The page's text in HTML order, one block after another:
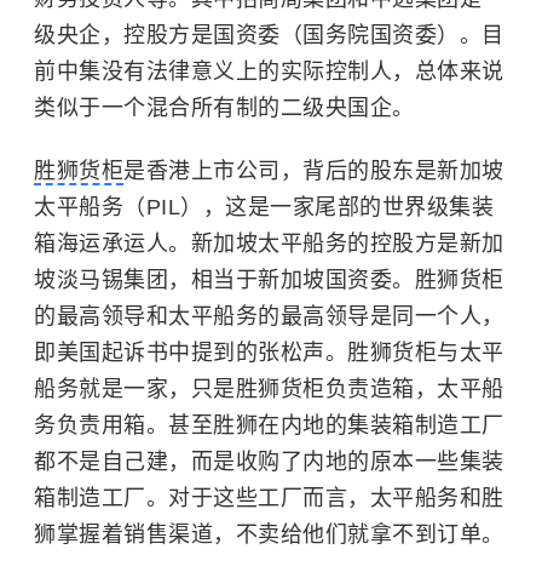
级央企，控股方是国资委（国务院国资委）。目
前中集没有法律意义上的实际控制人，总体来说
类似于一个混合所有制的二级央国企。
胜狮货柜是香港上市公司，背后的股东是新加坡
太平船务（PIL），这是一家尾部的世界级集装
箱海运承运人。新加坡太平船务的控股方是新加
坡淡马锡集团，相当于新加坡国资委。胜狮货柜
的最高领导和太平船务的最高领导是同一个人，
即美国起诉书中提到的张松声。胜狮货柜与太平
船务就是一家，只是胜狮货柜负责造箱，太平船
务负责用箱。甚至胜狮在内地的集装箱制造工厂
都不是自己建，而是收购了内地的原本一些集装
箱制造工厂。对于这些工厂而言，太平船务和胜
狮掌握着销售渠道，不卖给他们就拿不到订单。